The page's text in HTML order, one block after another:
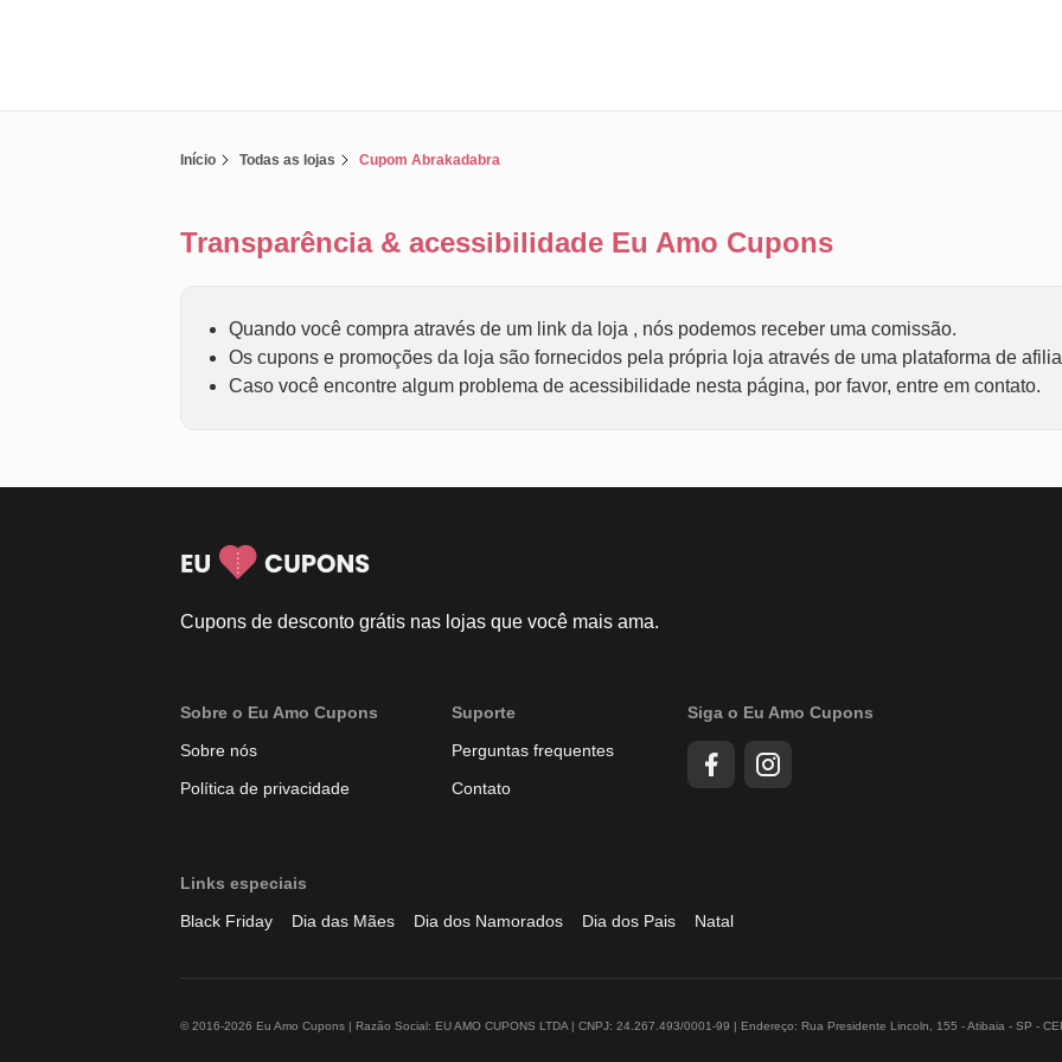
Início Todas as lojas Cupom Abrakadabra
Transparência & acessibilidade Eu Amo Cupons
Quando você compra através de um link da loja , nós podemos receber uma comissão.
Os cupons e promoções da loja são fornecidos pela própria loja através de uma plataforma de
Caso você encontre algum problema de acessibilidade nesta página, por favor, entre em contato.
Cupons de desconto grátis nas lojas que você mais ama.
Sobre o Eu Amo Cupons
Sobre nós
Política de privacidade
Suporte
Perguntas frequentes
Contato
Siga o Eu Amo Cupons
Links especiais
Black Friday
Dia das Mães Dia dos Namorados Dia dos Pais Natal
© 2016-2026 Eu Amo Cupons | Razão Social: EU AMO CUPONS LTDA | CNPJ: 24.267.493/0001-99 | Endereço: Rua Presidente Lincoln, 155 - Atibaia - SP -